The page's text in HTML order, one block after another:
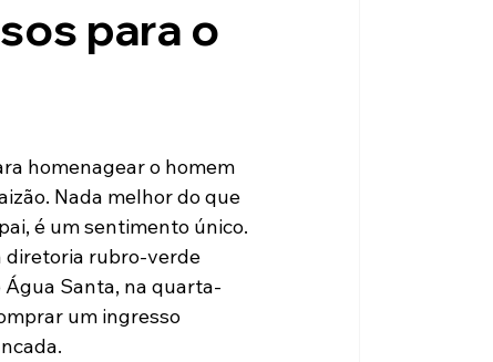
Marketing Sócio-Torcedor
para o
Nada melhor do que
é um sentimento único.
diretoria rubro-verde
Santa, na quarta-
um ingresso